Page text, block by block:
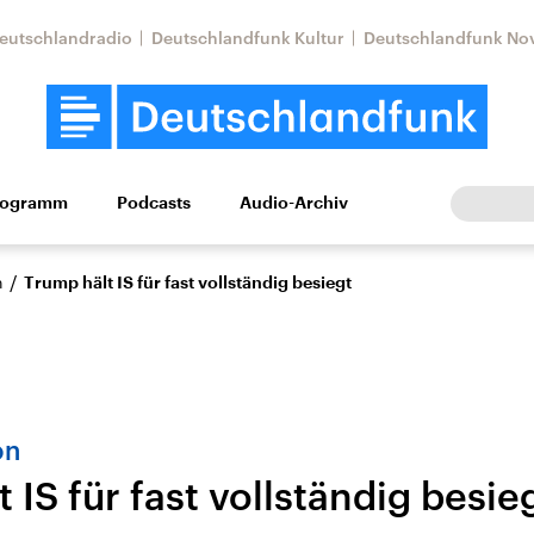
Deutschlandfunk Kultur Deutschlandfunk
Wissen Kultur Europa
Nahostkonflikt
Iran
Aktuelle Lage und
Podcasts Audio-Archiv
/ Trump hält IS für fast vollständig besiegt
IS für fast vollständig